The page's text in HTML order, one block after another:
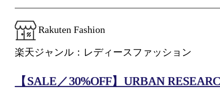
Rakuten Fashion
楽天ジャンル：レディースファッション
【SALE／30%OFF】URBAN